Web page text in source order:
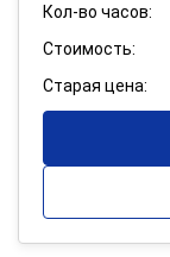
Кол-во часов:
Стоимость:
Старая цена: